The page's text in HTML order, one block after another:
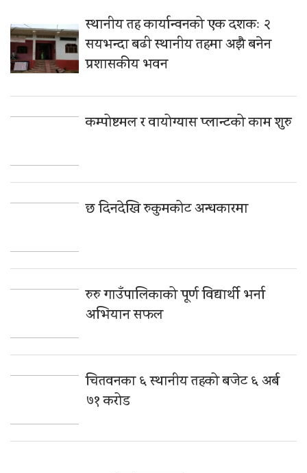
स्थानीय तह कार्यान्वनको एक दशकः २
सयभन्दा बढी स्थानीय तहमा अझै बनेन
प्रशासकीय भवन
कम्पोष्टमल र वायोग्यास प्लान्टको काम शुरु
छ दिनदेखि रुकुमकोट अन्धकारमा
रुरु गाउँपालिकाको पूर्ण विद्यार्थी भर्ना
अभियान सफल
चितवनका ६ स्थानीय तहको बजेट ६ अर्ब
७१ करोड